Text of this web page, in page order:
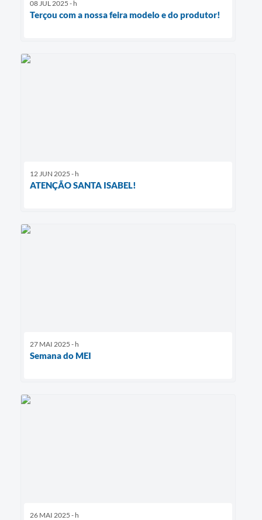
08 JUL 2025 - h
Terçou com a nossa feira modelo e do produtor!
12 JUN 2025 - h
ATENÇÃO SANTA ISABEL!
27 MAI 2025 - h
Semana do MEI
26 MAI 2025 - h